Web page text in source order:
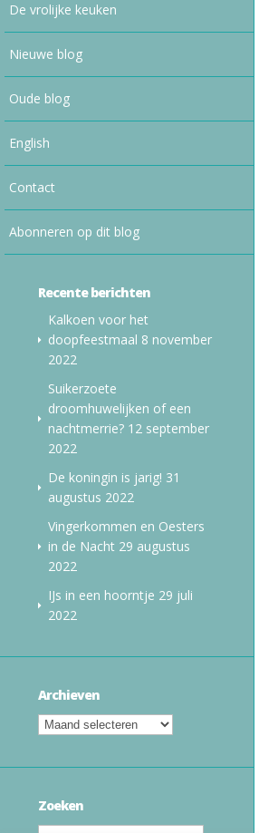
De vrolijke keuken
Nieuwe blog
Oude blog
English
Contact
Abonneren op dit blog
Recente berichten
Kalkoen voor het
doopfeestmaal 8 november
2022
Suikerzoete
droomhuwelijken of een
nachtmerrie? 12 september
2022
De koningin is jarig! 31
augustus 2022
Vingerkommen en Oesters
in de Nacht 29 augustus
2022
IJs in een hoorntje 29 juli
2022
Archieven
Zoeken